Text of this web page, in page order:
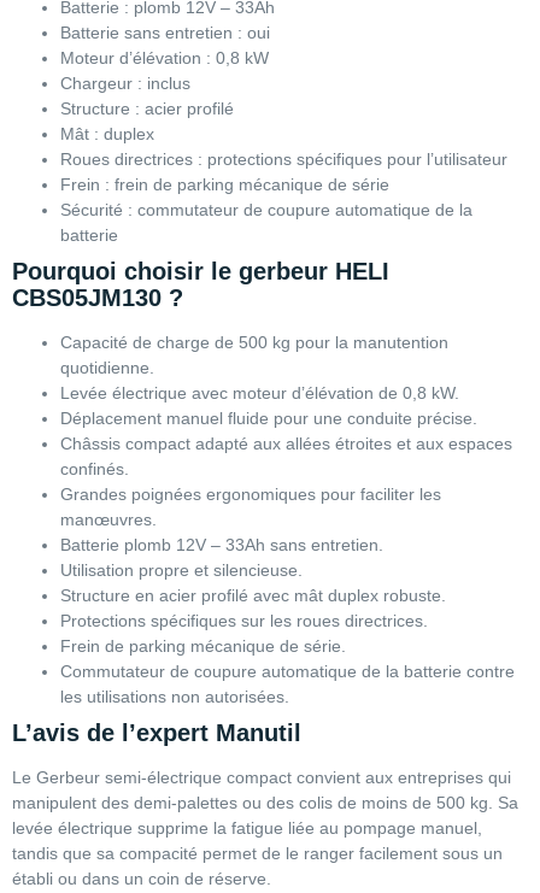
Batterie : plomb 12V – 33Ah
Batterie sans entretien : oui
Moteur d’élévation : 0,8 kW
Chargeur : inclus
Structure : acier profilé
Mât : duplex
Roues directrices : protections spécifiques pour l’utilisateur
Frein : frein de parking mécanique de série
Sécurité : commutateur de coupure automatique de la
batterie
Pourquoi choisir le gerbeur HELI
CBS05JM130 ?
Capacité de charge de 500 kg pour la manutention
quotidienne.
Levée électrique avec moteur d’élévation de 0,8 kW.
Déplacement manuel fluide pour une conduite précise.
Châssis compact adapté aux allées étroites et aux espaces
confinés.
Grandes poignées ergonomiques pour faciliter les
manœuvres.
Batterie plomb 12V – 33Ah sans entretien.
Utilisation propre et silencieuse.
Structure en acier profilé avec mât duplex robuste.
Protections spécifiques sur les roues directrices.
Frein de parking mécanique de série.
Commutateur de coupure automatique de la batterie contre
les utilisations non autorisées.
L’avis de l’expert Manutil
Le Gerbeur semi-électrique compact convient aux entreprises qui
manipulent des demi-palettes ou des colis de moins de 500 kg. Sa
levée électrique supprime la fatigue liée au pompage manuel,
tandis que sa compacité permet de le ranger facilement sous un
établi ou dans un coin de réserve.